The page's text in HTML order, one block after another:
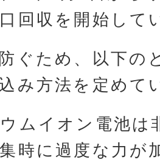
回収を開始して
ぐため、以下の
み方法を定めて
ムイオン電池は
時に過度な力が